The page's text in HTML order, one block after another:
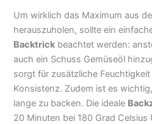
Um wirklich das Maximum aus
herauszuholen, sollte ein
Backtrick beachtet werden:
auch ein Schuss Gemüseöl
sorgt für zusätzliche
Konsistenz. Zudem ist es
lange zu backen. Die ideale
20 Minuten bei 180 Grad Celsius